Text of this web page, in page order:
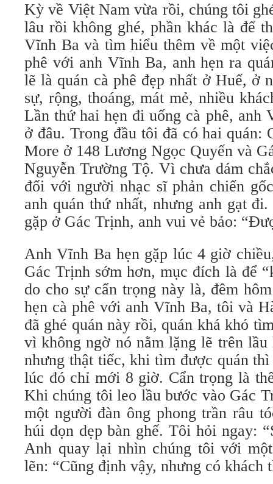
Kỳ về Việt Nam vừa rồi, chúng tôi
lâu rồi không ghé, phần khác là để
Vĩnh Ba và tìm hiểu thêm về một
phê với anh Vĩnh Ba, anh hẹn ra
lẽ là quán cà phê đẹp nhất ở Huế, ở
sự, rộng, thoáng, mát mẻ, nhiều
Lần thứ hai hẹn đi uống cà phê, anh
ở đâu. Trong đầu tôi đã có hai quán:
More ở 148 Lương Ngọc Quyến và
Nguyễn Trường Tộ. Vì chưa dám
đối với người nhạc sĩ phản chiến
anh quán thứ nhất, nhưng anh gạt
gặp ở Gác Trịnh, anh vui vẻ bảo:
Anh Vĩnh Ba hẹn gặp lúc 4 giờ
Gác Trịnh sớm hơn, mục đích là để
do cho sự cẩn trọng này là, đêm
hẹn cà phê với anh Vĩnh Ba, tôi và
đã ghé quán này rồi, quán khá khó
vì không ngờ nó nằm lặng lẽ trên
nhưng thật tiếc, khi tìm được quán
lúc đó chỉ mới 8 giờ. Cẩn trọng là
Khi chúng tôi leo lầu bước vào Gác
một người đàn ông phong trần râu
húi dọn dẹp bàn ghế. Tôi hỏi ngay:
Anh quay lại nhìn chúng tôi với
lẽn: “Cũng định vậy, nhưng có khách